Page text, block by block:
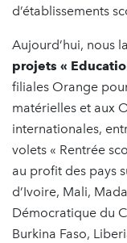
d’établissements
Aujourd’hui, nous
projets «
filiales Orange
matérielles et aux
internationales,
volets « Rentrée
au profit des pays
d’Ivoire, Mali,
Démocratique du
Burkina Faso,